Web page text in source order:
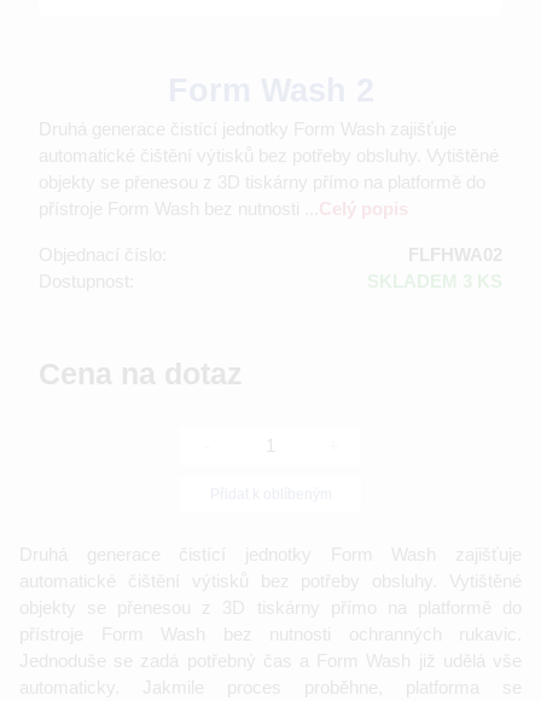
Druhá generace čistící jednotky Form Wash zajišťuje
automatické čištění výtisků bez potřeby obsluhy. Vytištěné
objekty se přenesou z 3D tiskárny přímo na platformě do
přístroje Form Wash bez nutnosti ...
Objednací číslo:
FLFHWA02
Dostupnost:
SKLADEM 3 KS
Cena na dotaz
Druhá generace čistící jednotky Form Wash zajišťuje
automatické čištění výtisků bez potřeby obsluhy. Vytištěné
objekty se přenesou z 3D tiskárny přímo na platformě do
přístroje Form Wash bez nutnosti ochranných rukavic.
Jednoduše se zadá potřebný čas a Form Wash již udělá vše
automaticky. Jakmile proces proběhne, platforma se